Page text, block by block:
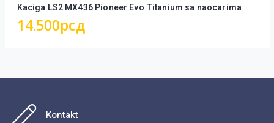
Kaciga LS2 MX436 Pioneer Evo Titanium sa naocarima
14.500рсд
Kontakt